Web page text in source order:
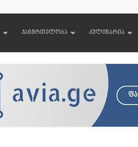
ჯანმრთელობა კულინარია